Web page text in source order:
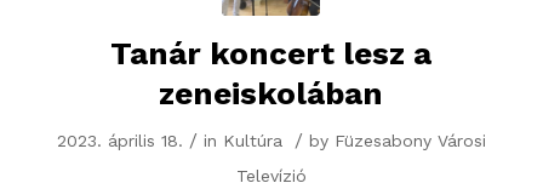
Tanár koncert lesz a
zeneiskolában
2023. április 18. / in Kultúra / by Füzesabony Városi
Televízió